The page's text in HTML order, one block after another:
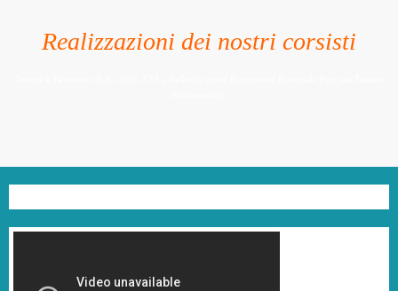
Realizzazioni dei nostri corsisti